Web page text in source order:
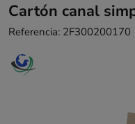
Cartón canal
Referencia: 2F300200170